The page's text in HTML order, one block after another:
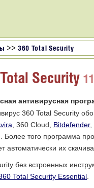
>> 360 Total Security
Security
антивирусная
360 Total Security
, 360 Cloud, Bitdefender,
Более того программа
их
без встроенных
Total Security Essential